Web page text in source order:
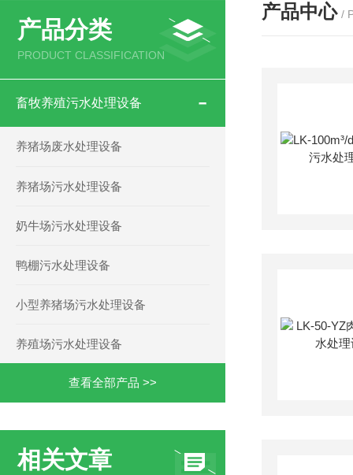
产品分类
PRODUCT CLASSIFICATION
畜牧养殖污水处理设备
养猪场废水处理设备
养猪场污水处理设备
奶牛场污水处理设备
鸭棚污水处理设备
小型养猪场污水处理设备
养殖场污水处理设备
查看全部产品 >>
相关文章
产品中心 /